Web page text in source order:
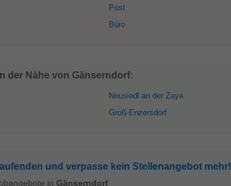
Post
Büro
der Nähe von Gänserndorf:
Neusiedl an der Zaya
Groß-Enzersdorf
und verpasse kein Stellenangebot mehr!
in Gänserndorf